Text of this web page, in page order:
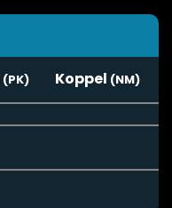
Koppel